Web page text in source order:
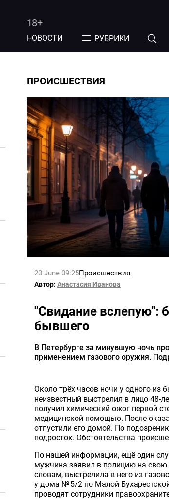
18+
НОВОСТИ РУБРИКИ
ПРОИСШЕСТВИЯ
23 June 09:25Происшествия
Автор: Анастасия Иванова
"Свидание вслепую":
бывшего
В Петербурге за минувшую ночь
применением газового оружия.
Около трёх часов ночи у одного из
неизвестный выстрелил в лицо
получил химический ожог первой
медицинской помощью. После
отпустили его домой. По
подросток. Обстоятельства
По нашей информации, ещё один
мужчина заявил в полицию на
словам, выстрелила в него из
у дома № 5/2 по Малой
проводят сотрудники